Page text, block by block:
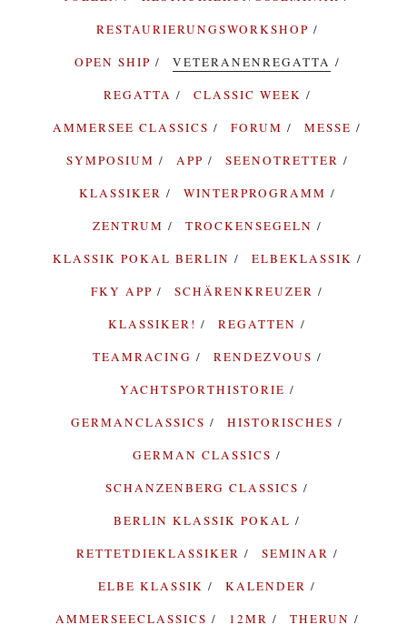
RESTAURIERUNGSWORKSHOP
OPEN SHIP
VETERANENREGATTA
REGATTA
CLASSIC WEEK
AMMERSEE CLASSICS
FORUM
MESSE
SYMPOSIUM
APP
SEENOTRETTER
KLASSIKER
WINTERPROGRAMM
ZENTRUM
TROCKENSEGELN
KLASSIK POKAL BERLIN
ELBEKLASSIK
FKY APP
SCHÄRENKREUZER
KLASSIKER!
REGATTEN
TEAMRACING
RENDEZVOUS
YACHTSPORTHISTORIE
GERMANCLASSICS
HISTORISCHES
GERMAN CLASSICS
SCHANZENBERG CLASSICS
BERLIN KLASSIK POKAL
RETTETDIEKLASSIKER
SEMINAR
ELBE KLASSIK
KALENDER
AMMERSEECLASSICS
12MR
THERUN